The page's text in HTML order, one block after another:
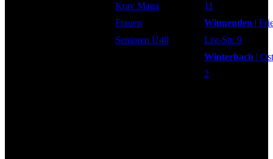
Krav Maga
Frauen
Senioren Ü40
11
Winnenden |
List-Str. 9
Winterbach |
2